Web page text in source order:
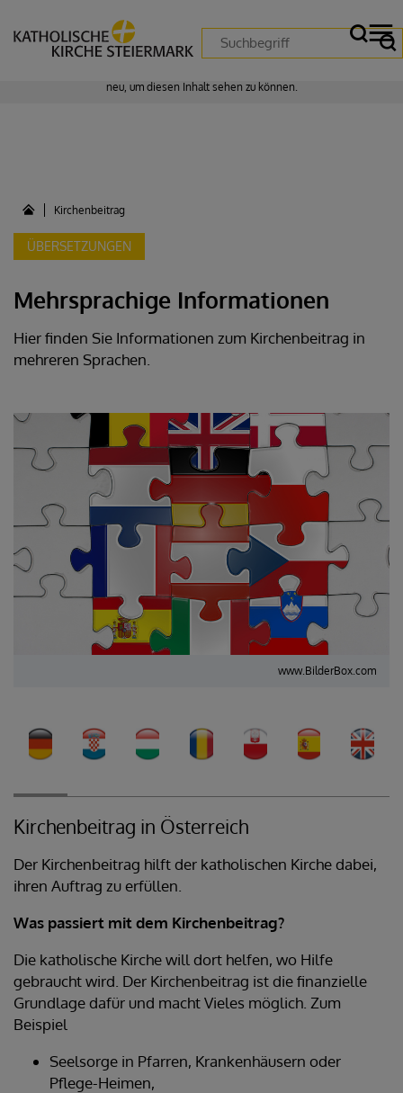
Zustimmung erforderlich!
neu, um diesen Inhalt sehen zu können.
Kirchenbeitrag
ÜBERSETZUNGEN
Mehrsprachige Informationen
Hier finden Sie Informationen zum Kirchenbeitrag in
mehreren Sprachen.
www.BilderBox.com
Kirchenbeitrag in Österreich
Der Kirchenbeitrag hilft der katholischen Kirche dabei,
ihren Auftrag zu erfüllen.
Was passiert mit dem Kirchenbeitrag?
Die katholische Kirche will dort helfen, wo Hilfe
gebraucht wird. Der Kirchenbeitrag ist die finanzielle
Grundlage dafür und macht Vieles möglich. Zum
Beispiel
Seelsorge in Pfarren, Krankenhäusern oder
Pflege-Heimen,